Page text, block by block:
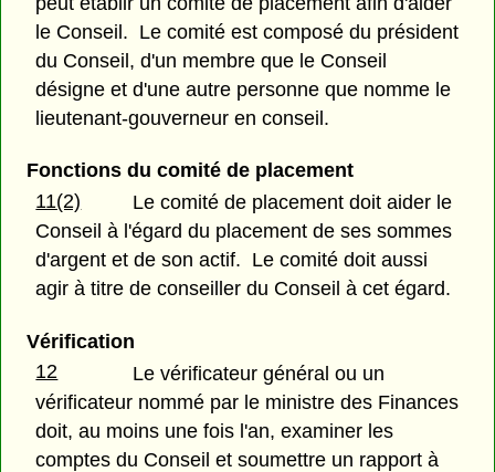
le Conseil. Le comité est composé du président
du Conseil, d'un membre que le Conseil
désigne et d'une autre personne que nomme le
lieutenant-gouverneur en conseil.
Fonctions du comité de placement
11(2)
Le comité de placement doit aider le
Conseil à l'égard du placement de ses sommes
d'argent et de son actif. Le comité doit aussi
agir à titre de conseiller du Conseil à cet égard.
Vérification
12
Le vérificateur général ou un
vérificateur nommé par le ministre des Finances
doit, au moins une fois l'an, examiner les
comptes du Conseil et soumettre un rapport à